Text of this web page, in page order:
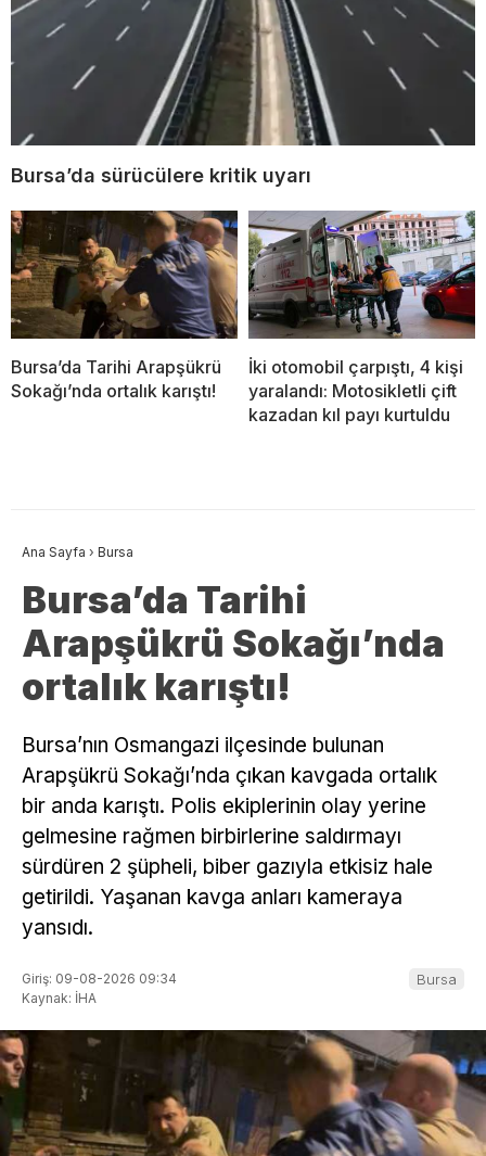
Bursa’da sürücülere kritik uyarı
Bursa’da Tarihi Arapşükrü
Sokağı’nda ortalık karıştı!
İki otomobil çarpıştı, 4 kişi
yaralandı: Motosikletli çift
kazadan kıl payı kurtuldu
Ana Sayfa › Bursa
Bursa’da Tarihi
Arapşükrü Sokağı’nda
ortalık karıştı!
Bursa’nın Osmangazi ilçesinde bulunan
Arapşükrü Sokağı’nda çıkan kavgada ortalık
bir anda karıştı. Polis ekiplerinin olay yerine
gelmesine rağmen birbirlerine saldırmayı
sürdüren 2 şüpheli, biber gazıyla etkisiz hale
getirildi. Yaşanan kavga anları kameraya
yansıdı.
Giriş: 09-08-2026 09:34
Kaynak: İHA
Bursa